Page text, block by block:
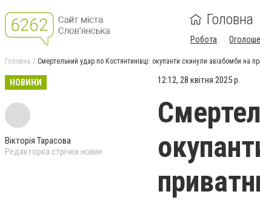
Головна
Робота
Головна Смертельний удар по Костянтинівці: окупанти скинули авіабомби на
НОВИНИ
Вікторія Тарасова
Редакторка стрічки новин
12:12, 28 квітня 2025 р.